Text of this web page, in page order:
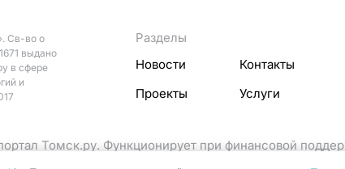
Св-во о
выдано
в сфере
и
Разделы
Новости
Контакты
Проекты
Услуги
Томск.ру. Функционирует при финансовой